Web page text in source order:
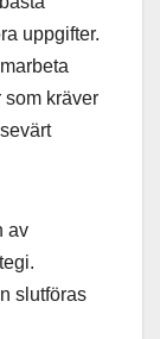
uppgifter.
som kräver
av
slutföras